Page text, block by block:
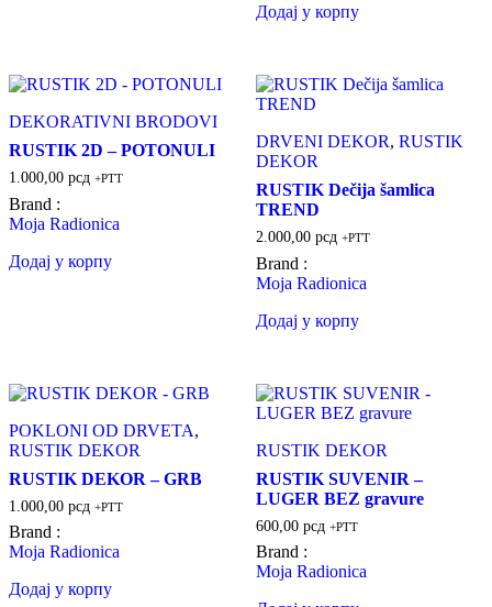
Додај у корпу
DEKORATIVNI BRODOVI
RUSTIK 2D – POTONULI
1.000,00 рсд +PTT
Brand :
Moja Radionica
Додај у корпу
DRVENI DEKOR, RUSTIK
DEKOR
RUSTIK Dečija šamlica
TREND
2.000,00 рсд +PTT
Brand :
Moja Radionica
Додај у корпу
POKLONI OD DRVETA,
RUSTIK DEKOR
RUSTIK DEKOR – GRB
1.000,00 рсд +PTT
Brand :
Moja Radionica
Додај у корпу
RUSTIK DEKOR
RUSTIK SUVENIR –
LUGER BEZ gravure
600,00 рсд +PTT
Brand :
Moja Radionica